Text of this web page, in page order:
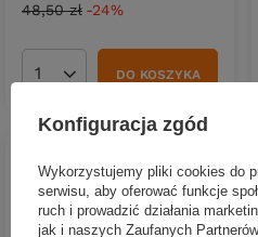
48,50 zł -24%
Ilość produktówDO KOSZYKA
CHWILOWO NIEDOSTĘPNY
Konfiguracja zgód
Wykorzystujemy pliki cookies do
serwisu, aby oferować funkcje
ruch i prowadzić działania
jak i naszych Zaufanych